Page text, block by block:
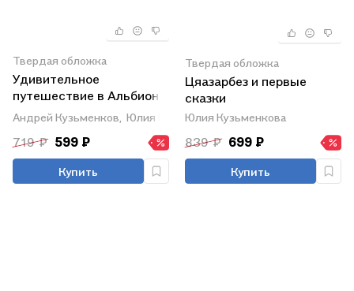
Твердая обложка
Удивительное
путешествие в Альбион-
боро, или Первые шаги в
изучении английского
языка, азов футбола и
вежливого общения
(+CD)
Андрей Кузьменков, Юлия Кузьменкова
719 ₽ 599 ₽
Купить
Твердая обложка
Цяазарбез и первые
сказки
Юлия Кузьменкова
839 ₽ 699 ₽
Купить